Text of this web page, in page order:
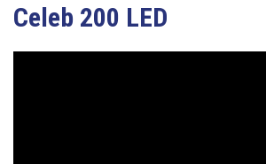
Celeb 200 LED